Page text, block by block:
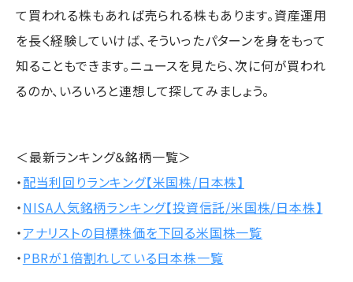
て買われる株もあれば売られる株もあります。資産運用
を長く経験していけば、そういったパターンを身をもって
知ることもできます。ニュースを見たら、次に何が買われ
るのか、いろいろと連想して探してみましょう。
＜最新ランキング＆銘柄一覧＞
・配当利回りランキング【米国株/日本株】
・NISA人気銘柄ランキング【投資信託/米国株/日本株】
・アナリストの目標株価を下回る米国株一覧
・PBRが1倍割れしている日本株一覧